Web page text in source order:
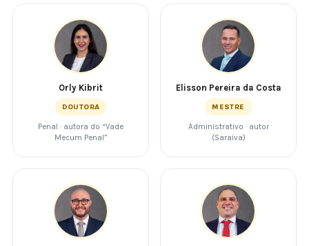
Orly Kibrit
DOUTORA
Penal · autora do “Vade
Mecum Penal”
Elisson Pereira da Costa
MESTRE
Administrativo · autor
(Saraiva)